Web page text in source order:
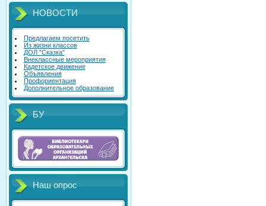
НОВОСТИ
Предлагаем посетить
Из жизни классов
ДОЛ "Сказка"
Внеклассные мероприятия
Кадетское движение
Объявления
Профориентация
Дополнительное образование
БУ
Наш опрос